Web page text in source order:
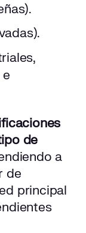
de
a
de
principal